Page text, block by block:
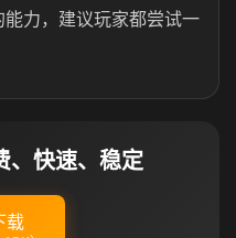
力，建议玩家都尝试一
、快速、稳定
载